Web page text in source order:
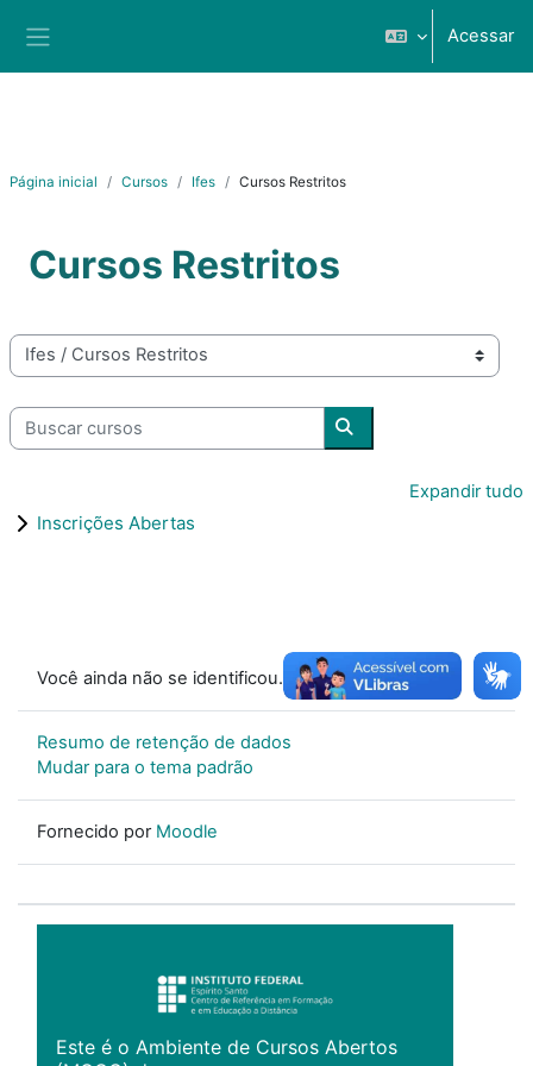
Acessar
Página inicial Cursos Ifes Cursos Restritos
Cursos Restritos
Categorias de Cursos
Buscar cursos
Buscar cursos
Expandir tudo
Inscrições Abertas
Você ainda não se identificou. ( Acessar)
Resumo de retenção de dados
Mudar para o tema padrão
Fornecido por Moodle
Este é o Ambiente de Cursos Abertos